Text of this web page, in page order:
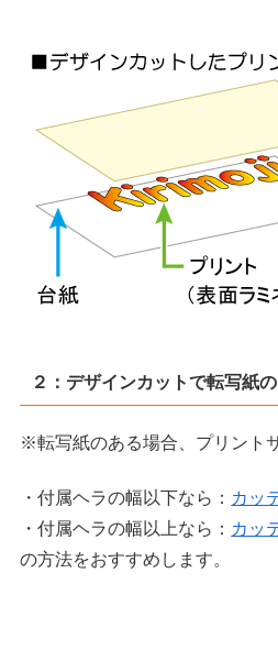
２：デザインカットで転写紙
※転写紙のある場合、プリント
・付属ヘラの幅以下なら： カッ
・付属ヘラの幅以上なら： カッ
の方法をおすすめします。